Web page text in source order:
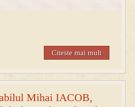
Citeste mai mult
Mihai IACOB,